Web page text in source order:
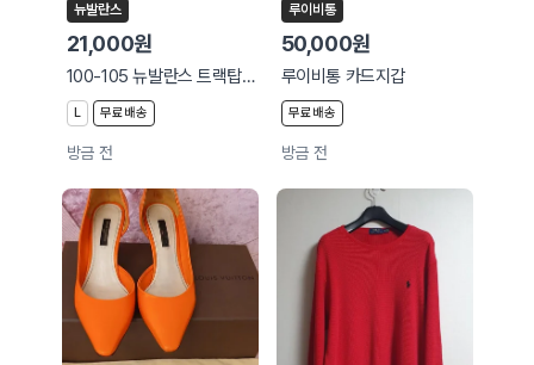
뉴발란스
21,000원
100-105 뉴발란스 트랙탑 세미루즈 993
L 무료배송
방금 전
루이비통
50,000원
루이비통 카드지갑
무료배송
방금 전